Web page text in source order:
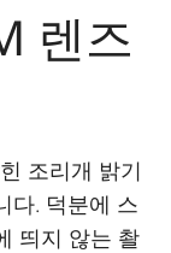
렌즈
조리개 밝기
다. 덕분에 스
띄지 않는 촬